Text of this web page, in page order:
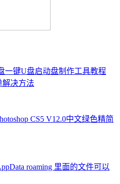
一键U盘启动盘制作工具教程
解决方法
CS5 V12.0中文绿色精简
roaming 里面的文件可以